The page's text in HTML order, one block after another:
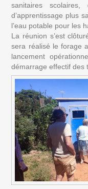
sanitaires
d’apprentissage plus
l’eau potable pour les
La réunion s’est
sera réalisé le forage
lancement
démarrage effectif des